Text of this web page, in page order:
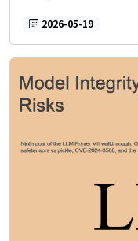
2026-05-19